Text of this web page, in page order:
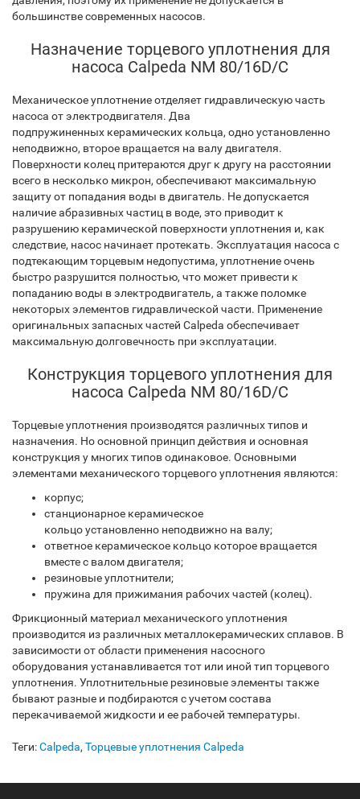
большинстве современных насосов.
Назначение торцевого уплотнения для
насоса Calpeda NM 80/16D/C
Механическое уплотнение отделяет гидравлическую часть
насоса от электродвигателя. Два
подпружиненных керамических кольца, одно установленно
неподвижно, второе вращается на валу двигателя.
Поверхности колец притераются друг к другу на расстоянии
всего в несколько микрон, обеспечивают максимальную
защиту от попадания воды в двигатель. Не допускается
наличие абразивных частиц в воде, это приводит к
разрушению керамической поверхности уплотнения и, как
следствие, насос начинает протекать. Эксплуатация насоса с
подтекающим торцевым недопустима, уплотнение очень
быстро разрушится полностью, что может привести к
попаданию воды в электродвигатель, а также поломке
некоторых элементов гидравлической части. Применение
оригинальных запасных частей Calpeda обеспечивает
максимальную долговечность при эксплуатации.
Конструкция торцевого уплотнения для
насоса Calpeda NM 80/16D/C
Торцевые уплотнения производятся различных типов и
назначения. Но основной принцип действия и основная
конструкция у многих типов одинаковое. Основными
элементами механического торцевого уплотнения являются:
корпус;
станционарное керамическое
кольцо установленно неподвижно на валу;
ответное керамическое кольцо которое вращается
вместе с валом двигателя;
резиновые уплотнители;
пружина для прижимания рабочих частей (колец).
Фрикционный материал механического уплотнения
производится из различных металлокерамических сплавов. В
зависимости от области применения насосного
оборудования устанавливается тот или иной тип торцевого
уплотнения. Уплотнительные резиновые элементы также
бывают разные и подбираются с учетом состава
перекачиваемой жидкости и ее рабочей температуры.
Теги:Calpeda, Торцевые уплотнения Calpeda